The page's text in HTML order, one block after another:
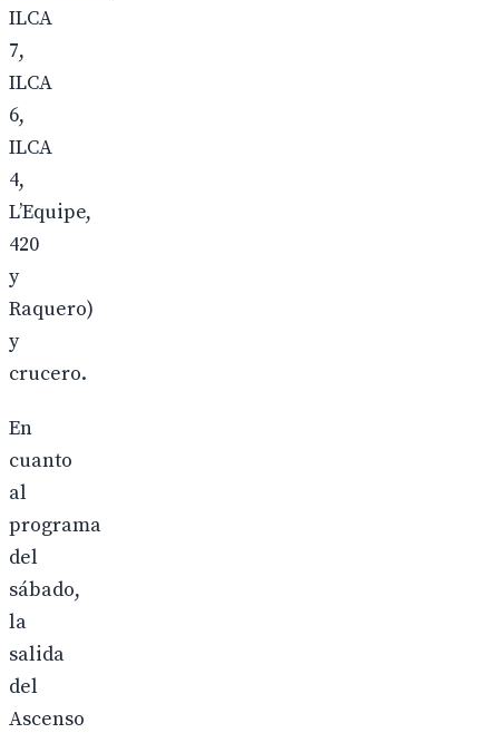
ILCA
7,
ILCA
6,
ILCA
4,
L’Equipe,
420
y
Raquero)
y
crucero.
En
cuanto
al
programa
del
sábado,
la
salida
del
Ascenso